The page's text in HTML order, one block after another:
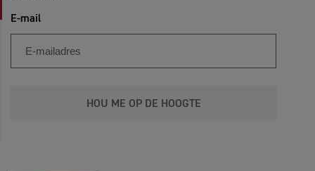
E-mail
HOU ME OP DE HOOGTE